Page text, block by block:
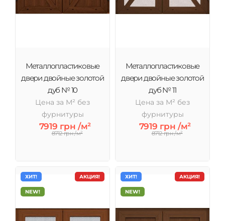
Металлопластиковые
двери двойные золотой
дуб № 10
Цена за М² без
фурнитуры
7919 грн /м²
8712 грн /м²
Металлопластиковые
двери двойные золотой
дуб № 11
Цена за М² без
фурнитуры
7919 грн /м²
8712 грн /м²
АКЦИЯ!
ХИТ!
NEW!
АКЦИЯ!
ХИТ!
NEW!